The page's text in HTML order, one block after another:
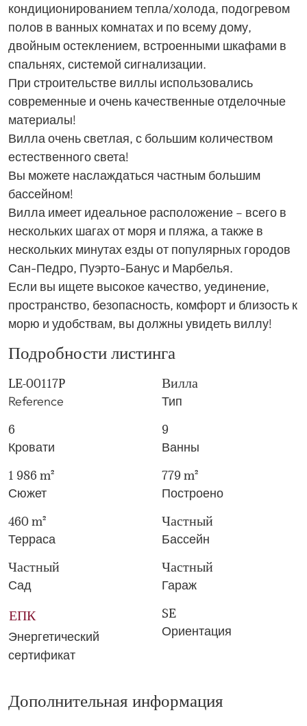
кондиционированием тепла/холода, подогревом
полов в ванных комнатах и ​​по всему дому,
двойным остеклением, встроенными шкафами в
спальнях, системой сигнализации.
При строительстве виллы использовались
современные и очень качественные отделочные
материалы!
Вилла очень светлая, с большим количеством
естественного света!
Вы можете наслаждаться частным большим
бассейном!
Вилла имеет идеальное расположение – всего в
нескольких шагах от моря и пляжа, а также в
нескольких минутах езды от популярных городов
Сан-Педро, Пуэрто-Банус и Марбелья.
Если вы ищете высокое качество, уединение,
пространство, безопасность, комфорт и близость к
морю и удобствам, вы должны увидеть виллу!
Подробности листинга
LE-00117P
Reference
Вилла
Тип
6
Кровати
9
Ванны
1 986 m²
Сюжет
779 m²
Построено
460 m²
Терраса
Частный
Бассейн
Частный
Сад
Частный
Гараж
ЕПК
Энергетический
сертификат
SE
Ориентация
Дополнительная информация